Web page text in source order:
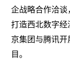
企战略合作洽谈
打造西北数字
京集团与腾讯
目。